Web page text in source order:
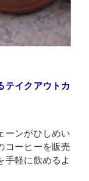
テイクアウトカ
ーンがひしめい
コーヒーを販売
手軽に飲めるよ